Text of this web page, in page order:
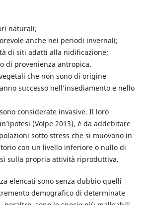
naturali;
anche nei periodi invernali;
di siti adatti alla nidificazione;
di provenienza antropica.
che non sono di origine
successo nell’insediamento e nello
considerate invasive. Il loro
(Volpe 2013), è da addebitare
sotto stress che si muovono in
con un livello inferiore o nullo di
sulla propria attività riproduttiva.
elencati sono senza dubbio quelli
demografico di determinate